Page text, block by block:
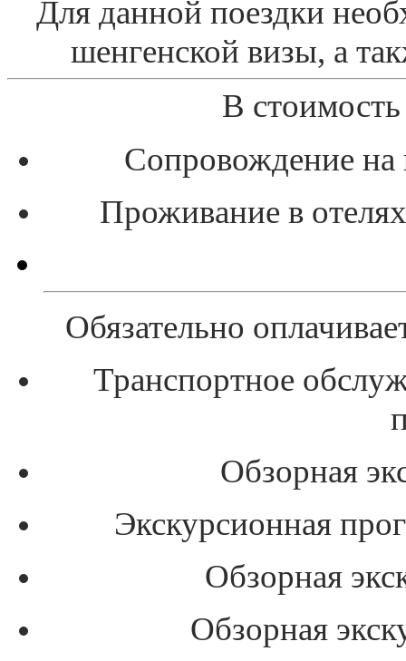
Для данной поездки
шенгенской визы, а
В
Сопровождение на
Проживание в
Обязательно
Транспортное
Обзорная
Экскурсионная
Обзорная
Обзорная